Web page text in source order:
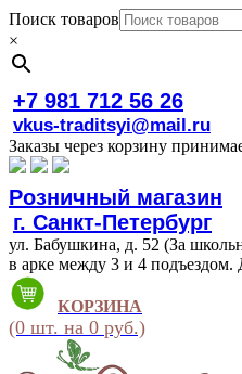
Поиск товаров
×
+7 981 712 56 26
vkus-traditsyi@mail.ru
Заказы через корзину
Розничный магазин
г. Санкт-Петербург
ул. Бабушкина, д. 52 (За
в арке между 3 и 4
КОРЗИНА
(0 шт. на 0 руб.)